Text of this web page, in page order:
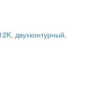
двухконтурный,